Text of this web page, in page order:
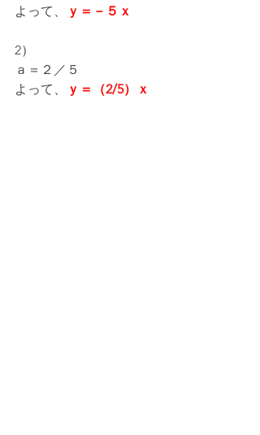
よって、
ｙ＝－５ｘ
2）
ａ＝２／５
よって、
ｙ＝（2/5）ｘ